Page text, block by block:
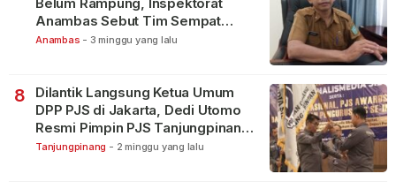
Anambas Sebut Tim Sempat
Terbagi Tangani Kasus Lain
Anambas - 3 minggu yang lalu
8
Dilantik Langsung Ketua Umum
DPP PJS di Jakarta, Dedi Utomo
Resmi Pimpin PJS Tanjungpinang-
Bintan
Tanjungpinang - 2 minggu yang lalu